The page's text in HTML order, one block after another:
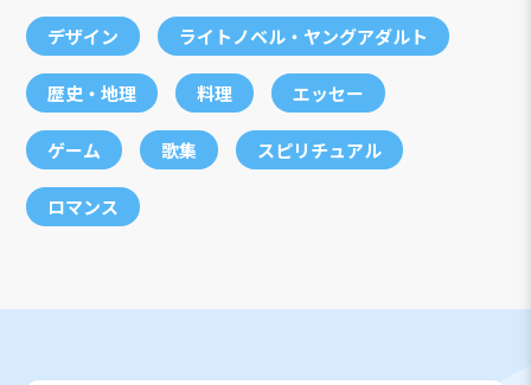
デザイン ライトノベル・ヤングアダルト
歴史・地理 料理 エッセー
ゲーム 歌集 スピリチュアル
ロマンス